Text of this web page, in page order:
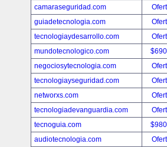
camaraseguridad.com
guiadetecnologia.com
tecnologiaydesarrollo.com
mundotecnologico.com
negociosytecnologia.com
tecnologiayseguridad.com
networxs.com
tecnologiadevanguardia.com
tecnoguia.com
audiotecnologia.com